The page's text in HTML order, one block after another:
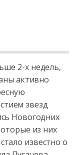
2-х недель,
активно
звезд
Новогодних
из них
известно о